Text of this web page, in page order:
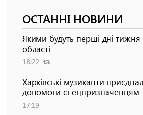
ОСТАННІ НОВИНИ
Якими будуть перші дні тижня
області
18:22
Харківські музиканти
допомоги спецпризначенцям
17:19